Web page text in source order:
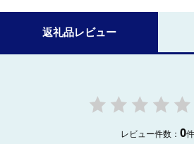
返礼品レビュー
レビュー件数：0件